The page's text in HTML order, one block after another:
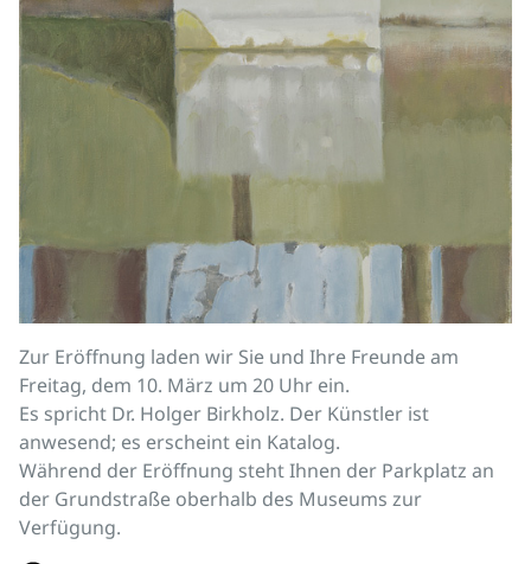
Zur Eröffnung laden wir Sie und Ihre Freunde am
Freitag, dem 10. März um 20 Uhr ein.
Es spricht Dr. Holger Birkholz. Der Künstler ist
anwesend; es erscheint ein Katalog.
Während der Eröffnung steht Ihnen der Parkplatz an
der Grundstraße oberhalb des Museums zur
Verfügung.